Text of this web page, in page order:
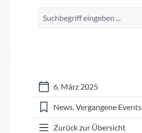
6. März 2025
News Vergangene Events
Zurück zur Übersicht